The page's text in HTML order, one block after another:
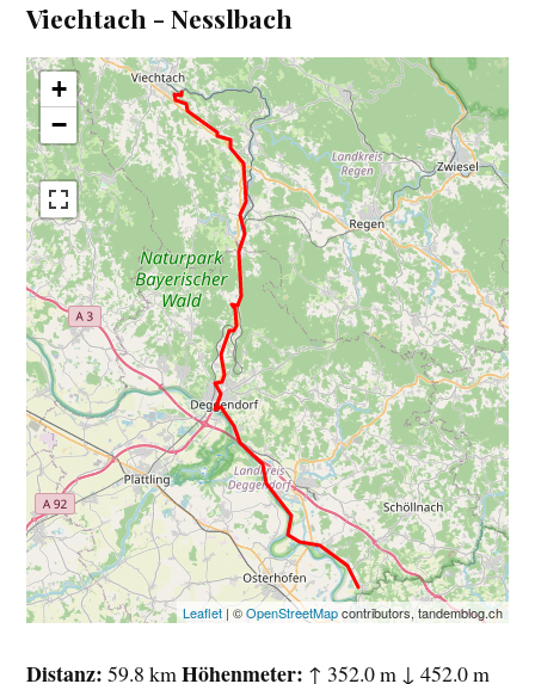
Viechtach - Nesslbach
+
−
Leaflet| ©OpenStreetMapcontributors, tandemblog.ch
Distanz 59.8 kmHöhenmeter ↑ 352.0 m ↓ 452.0 m